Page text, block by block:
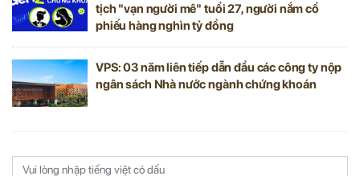
tịch "vạn người mê" tuổi 27, người nắm cổ
phiếu hàng nghìn tỷ đồng
VPS: 03 năm liên tiếp dẫn đầu các công ty nộp
ngân sách Nhà nước ngành chứng khoán